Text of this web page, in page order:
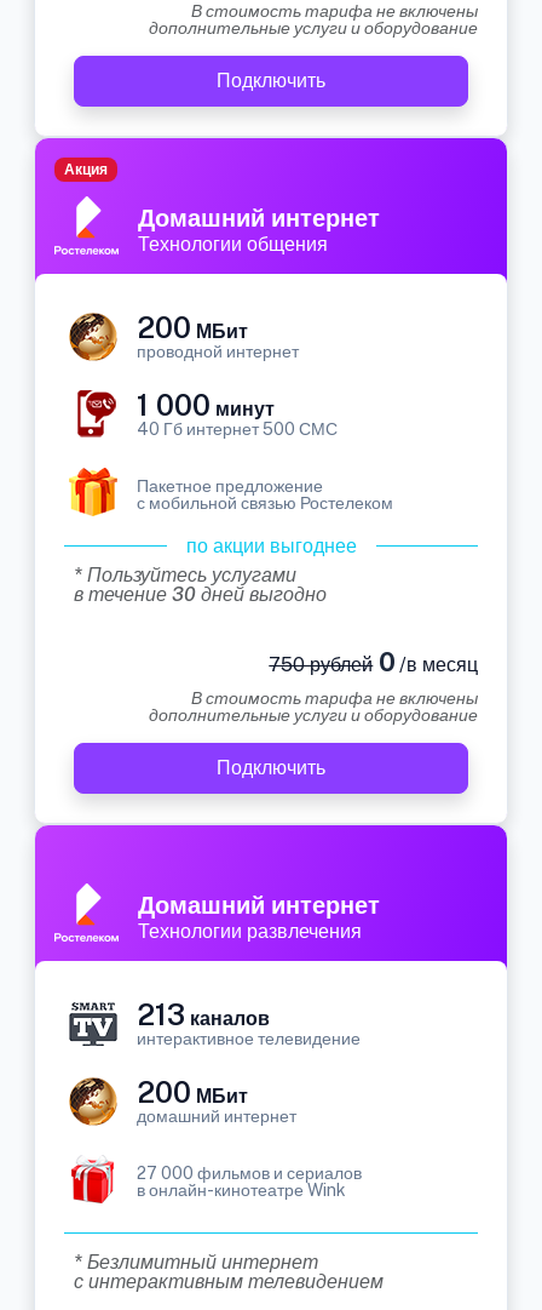
В стоимость тарифа не включены
дополнительные услуги и оборудование
Подключить
Домашний интернет
Технологии общения
Акция
200 МБит
проводной интернет
1 000 минут
40 Гб интернет 500 СМС
Пакетное предложение
с мобильной связью Ростелеком
по акции выгоднее
* Пользуйтесь услугами
в течение 30 дней выгодно
750 рублей0 /в месяц
В стоимость тарифа не включены
дополнительные услуги и оборудование
Подключить
Домашний интернет
Технологии развлечения
213 каналов
интерактивное телевидение
200 МБит
домашний интернет
27 000 фильмов и сериалов
в онлайн-кинотеатре Wink
* Безлимитный интернет
с интерактивным телевидением